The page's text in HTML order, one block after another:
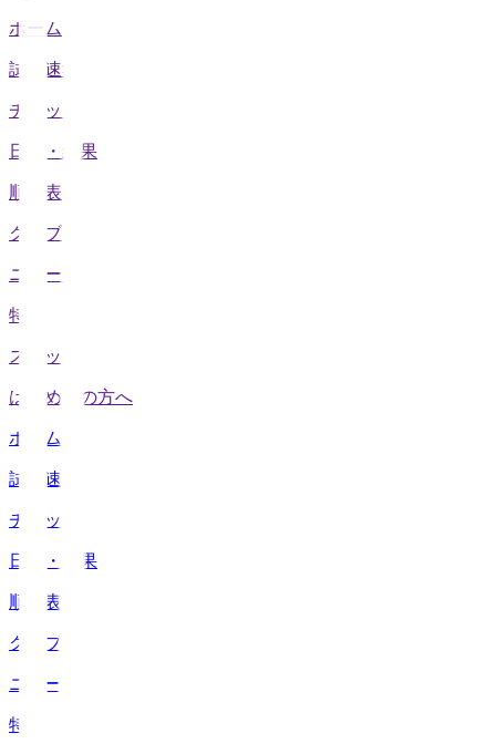
ホーム
試合速報
チケット
日程・結果
順位表
クラブ
ニュース
特集
スタッツ
はじめての方へ
ホーム
試合速報
チケット
日程・結果
順位表
クラブ
ニュース
特集